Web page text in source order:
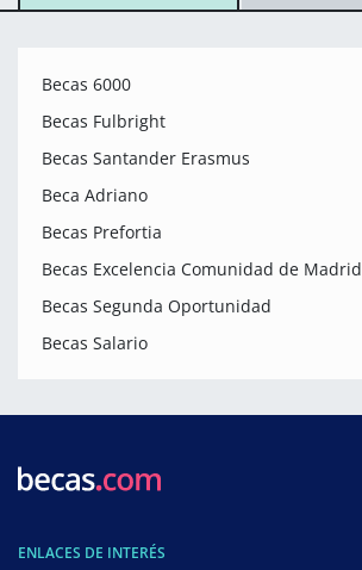
Becas 6000
Becas Fulbright
Becas Santander Erasmus
Beca Adriano
Becas Prefortia
Becas Excelencia Comunidad de Madrid
Becas Segunda Oportunidad
Becas Salario
ENLACES DE INTERÉS